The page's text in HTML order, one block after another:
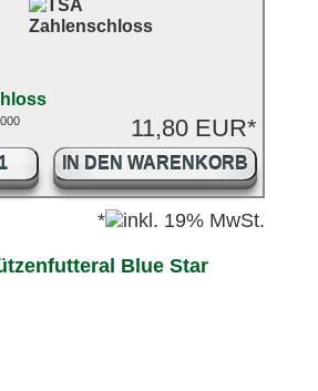
11,80 EUR*
IN DEN WARENKORB
*